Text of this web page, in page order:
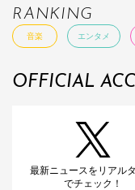
RANKING
音楽 エンタメ
OFFICIAL
最新ニュースをリアル
でチェック！